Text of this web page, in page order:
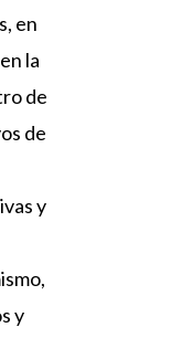
en
la
de
de
y
y